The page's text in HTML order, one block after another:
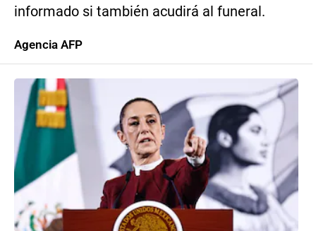
informado si también acudirá al funeral.
Agencia AFP